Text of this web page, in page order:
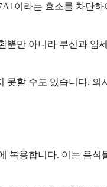
이라는 효소를 차단
만 아니라 부신과
할 수도 있습니다.
용합니다. 이는 음